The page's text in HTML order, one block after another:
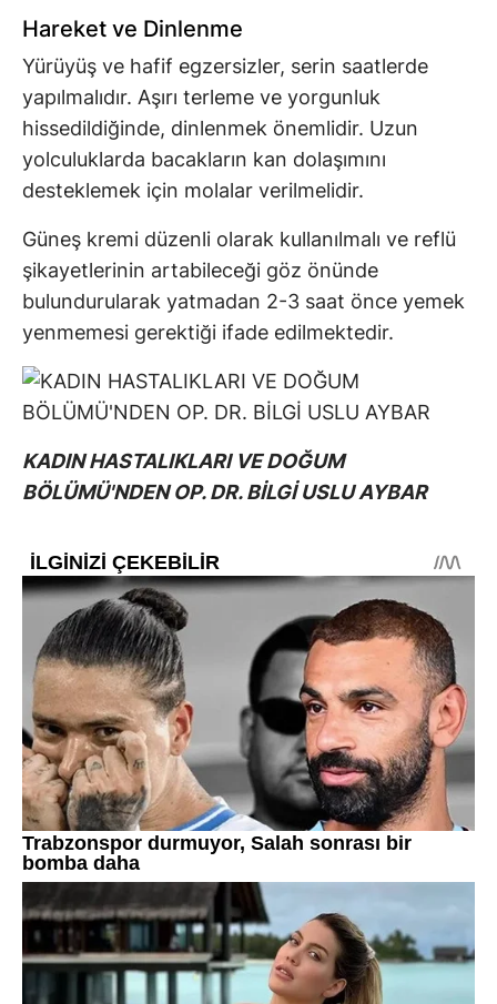
Hareket ve Dinlenme
Yürüyüş ve hafif egzersizler, serin saatlerde
yapılmalıdır. Aşırı terleme ve yorgunluk
hissedildiğinde, dinlenmek önemlidir. Uzun
yolculuklarda bacakların kan dolaşımını
desteklemek için molalar verilmelidir.
Güneş kremi düzenli olarak kullanılmalı ve reflü
şikayetlerinin artabileceği göz önünde
bulundurularak yatmadan 2-3 saat önce yemek
yenmemesi gerektiği ifade edilmektedir.
KADIN HASTALIKLARI VE DOĞUM
BÖLÜMÜ'NDEN OP. DR. BİLGİ USLU AYBAR